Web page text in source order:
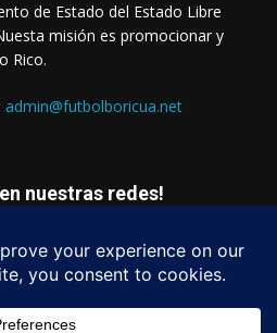
de Estado del Estado Libre
misión es promocionar y
Rico.
admin@futbolboricua.net
nuestras redes!